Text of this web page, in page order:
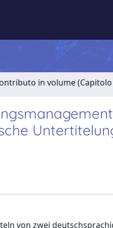
in volume
von zwei